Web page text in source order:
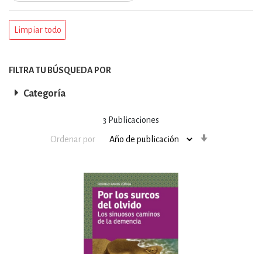
3 Publicaciones
Ordenar por
Limpiar todo
FILTRA TU BÚSQUEDA POR
Categoría